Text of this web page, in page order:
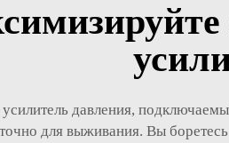
давления,
для выживания. Вы